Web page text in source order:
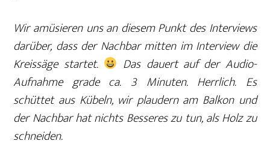
Wir amüsieren uns an diesem Punkt des Interviews
darüber, dass der Nachbar mitten im Interview die
Kreissäge startet.
Das dauert auf der Audio-
Aufnahme grade ca. 3 Minuten. Herrlich. Es
schüttet aus Kübeln, wir plaudern am Balkon und
der Nachbar hat nichts Besseres zu tun, als Holz zu
schneiden.